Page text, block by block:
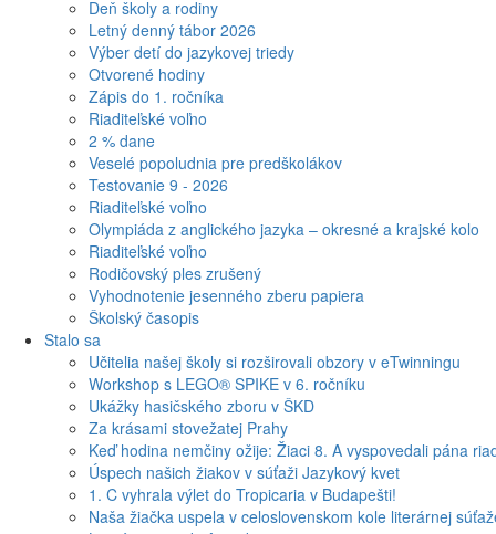
Deň školy a rodiny
Letný denný tábor 2026
Výber detí do jazykovej triedy
Otvorené hodiny
Zápis do 1. ročníka
Riaditeľské voľno
2 % dane
Veselé popoludnia pre predškolákov
Testovanie 9 - 2026
Riaditeľské voľno
Olympiáda z anglického jazyka – okresné a krajské kolo
Riaditeľské voľno
Rodičovský ples zrušený
Vyhodnotenie jesenného zberu papiera
Školský časopis
Stalo sa
Učitelia našej školy si rozširovali obzory v eTwinningu
Workshop s LEGO® SPIKE v 6. ročníku
Ukážky hasičského zboru v ŠKD
Za krásami stovežatej Prahy
Keď hodina nemčiny ožije: Žiaci 8. A vyspovedali pána
Úspech našich žiakov v súťaži Jazykový kvet
1. C vyhrala výlet do Tropicaria v Budapešti!
Naša žiačka uspela v celoslovenskom kole literárnej